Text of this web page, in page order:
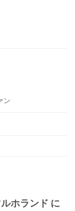
ン
ホランド に